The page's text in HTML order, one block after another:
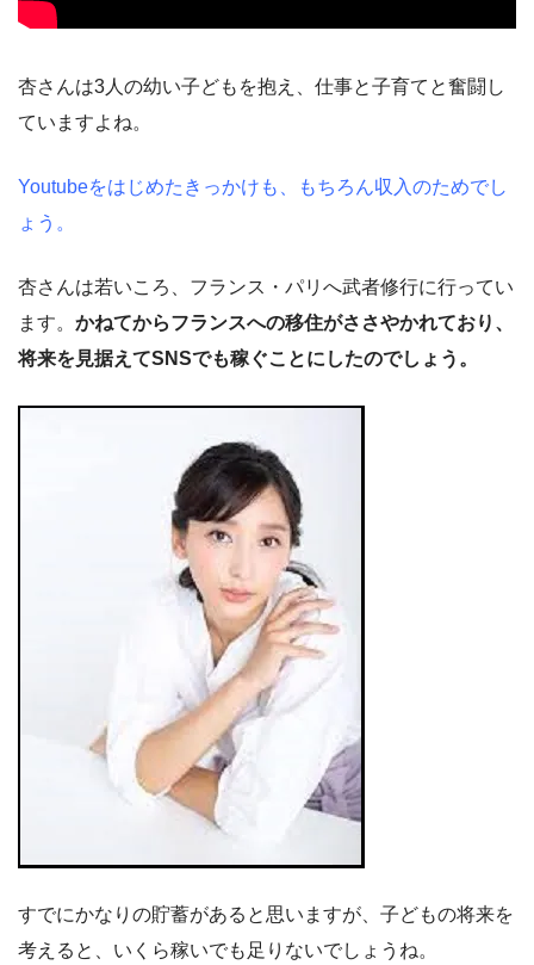
杏さんは3人の幼い子どもを抱え、仕事と子育てと奮闘し
ていますよね。
Youtubeをはじめたきっかけも、もちろん収入のためでし
ょう。
杏さんは若いころ、フランス・パリへ武者修行に行ってい
ます。 かねてからフランスへの移住がささやかれており、
将来を見据えてSNSでも稼ぐことにしたのでしょう。
すでにかなりの貯蓄があると思いますが、子どもの将来を
考えると、いくら稼いでも足りないでしょうね。